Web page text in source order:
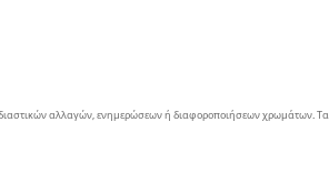
αλλαγών, ενημερώσεων ή διαφοροποιήσεων χρωμάτων.